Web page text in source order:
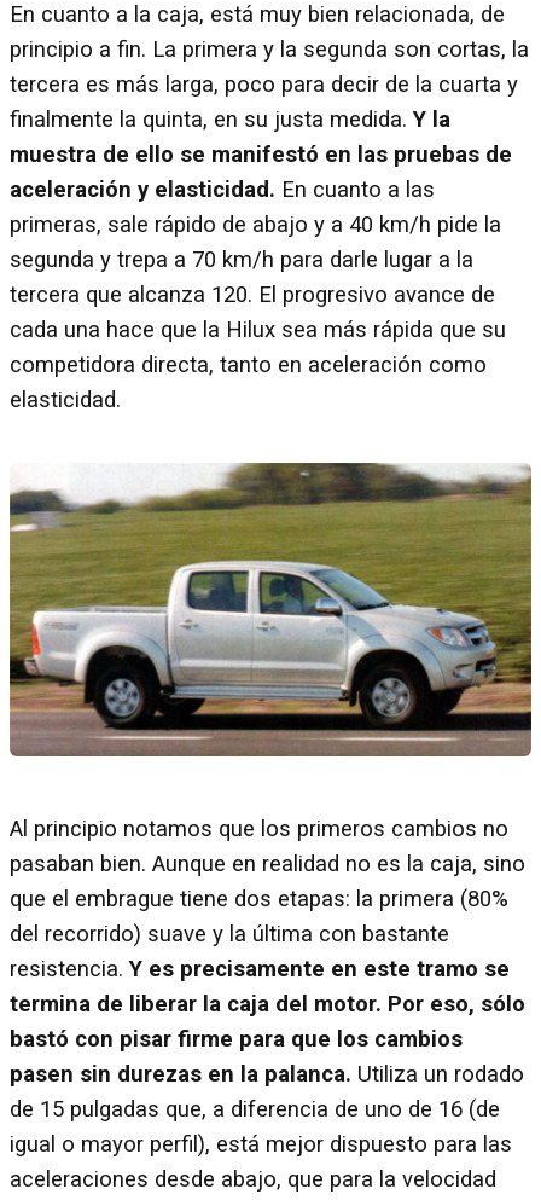
En cuanto a la caja, está muy bien relacionada, de
principio a fin. La primera y la segunda son cortas, la
tercera es más larga, poco para decir de la cuarta y
finalmente la quinta, en su justa medida.Y la
muestra de ello se manifestó en las pruebas de
aceleración y elasticidad. En cuanto a las
primeras, sale rápido de abajo y a 40 km/h pide la
segunda y trepa a 70 km/h para darle lugar a la
tercera que alcanza 120. El progresivo avance de
cada una hace que la Hilux sea más rápida que su
competidora directa, tanto en aceleración como
elasticidad.
Al principio notamos que los primeros cambios no
pasaban bien. Aunque en realidad no es la caja, sino
que el embrague tiene dos etapas: la primera (80%
del recorrido) suave y la última con bastante
resistencia.Y es precisamente en este tramo se
termina de liberar la caja del motor. Por eso, sólo
bastó con pisar firme para que los cambios
pasen sin durezas en la palanca. Utiliza un rodado
de 15 pulgadas que, a diferencia de uno de 16 (de
igual o mayor perfil), está mejor dispuesto para las
aceleraciones desde abajo, que para la velocidad